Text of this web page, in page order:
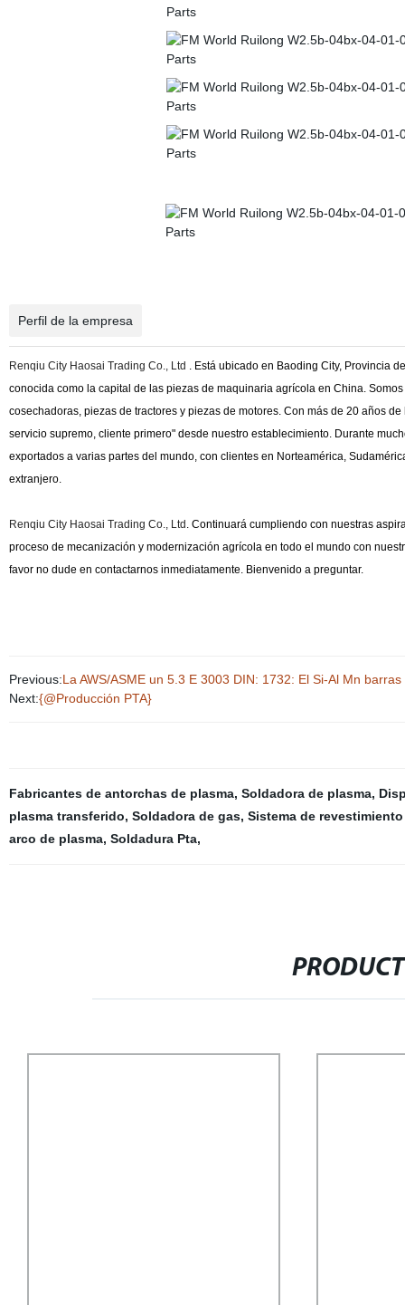
Perfil de la empresa
Renqiu City Haosai Trading Co., Ltd . Está ubicado en Baoding City, Provincia
conocida como la capital de las piezas de maquinaria agrícola en China.
cosechadoras, piezas de tractores y piezas de motores. Con más de 20 años
servicio supremo, cliente primero" desde nuestro establecimiento. Durante
exportados a varias partes del mundo, con clientes en Norteamérica,
extranjero.
Renqiu City Haosai Trading Co., Ltd . Continuará cumpliendo con nuestras
proceso de mecanización y modernización agrícola en todo el mundo con
favor no dude en contactarnos inmediatamente. Bienvenido a preguntar.
Previous:La AWS/ASME un 5.3 E 3003 DIN: 1732: El Si-Al Mn
Next:{@Producción PTA}
Fabricantes de antorchas de plasma, Soldadora de plasma,
plasma transferido, Soldadora de gas, Sistema de revestimiento
arco de plasma, Soldadura Pta,